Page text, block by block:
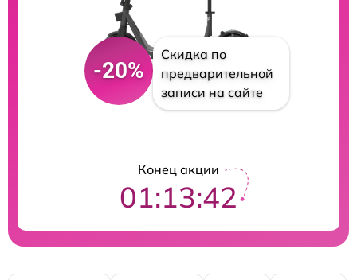
-20%
Скидка по
предварительной
записи на сайте
Конец акции
01:13:41